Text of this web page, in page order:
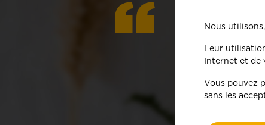
On
Nous
Leur
Internet et de
Vous pouvez
sans les